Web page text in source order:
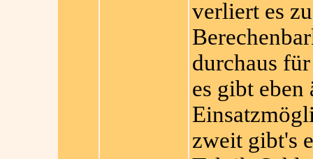
verliert es
durchaus
es gibt eben
zweit gibt's